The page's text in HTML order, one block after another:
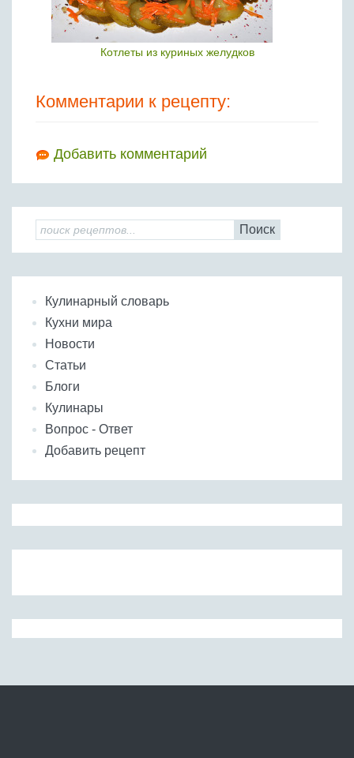
Котлеты из куриных желудков
Комментарии к рецепту:
Добавить комментарий
Поиск
Кулинарный словарь
Кухни мира
Новости
Статьи
Блоги
Кулинары
Вопрос - Ответ
Добавить рецепт